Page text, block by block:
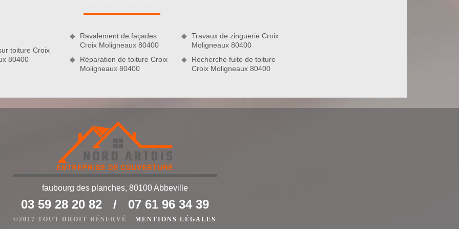
précis et détaillé. Vous recevrez votre devis nettoyage de
toiture Croix
80400
Ravalement de façades
Croix Moligneaux 80400
Réparation de toiture Croix
Moligneaux 80400
Travaux de zinguerie Croix
Moligneaux 80400
Recherche fuite de toiture
Croix Moligneaux 80400
faubourg des planches, 80100 Abbeville
03 59 28 20 82 / 07 61 96 34 39
©2017 TOUT DROIT RÉSERVÉ - MENTIONS LÉGALES